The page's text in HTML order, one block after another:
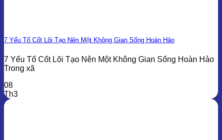
7 Yếu Tố Cốt Lõi Tạo Nên Một Không Gian Sống Hoàn Hảo
7 Yếu Tố Cốt Lõi Tạo Nên Một Không Gian Sống Hoàn Hảo
Trong xã
08
Th3